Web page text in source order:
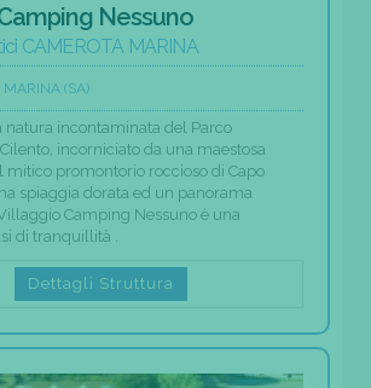
Nessuno
CAMEROTA MARINA
MARINA (SA)
natura incontaminata del Parco
incorniciato da una maestosa
mitico promontorio roccioso di Capo
spiaggia dorata ed un panorama
Camping Nessuno è una
di tranquillità .
Dettagli Struttura